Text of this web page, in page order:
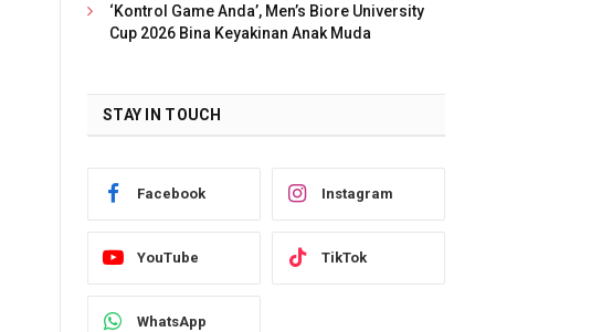
‘Kontrol Game Anda’, Men’s Biore University
Cup 2026 Bina Keyakinan Anak Muda
STAY IN TOUCH
Facebook Instagram
YouTube TikTok
WhatsApp